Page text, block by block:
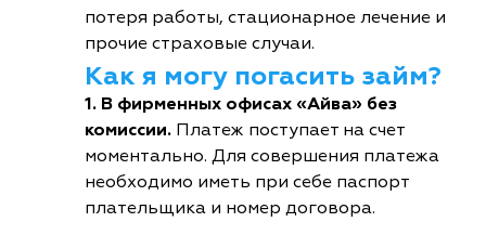
потеря работы, стационарное лечение и
прочие страховые случаи.
Как я могу погасить займ?
1. В фирменных офисах «Айва» без
комиссии. Платеж поступает на счет
моментально. Для совершения платежа
необходимо иметь при себе паспорт
плательщика и номер договора.